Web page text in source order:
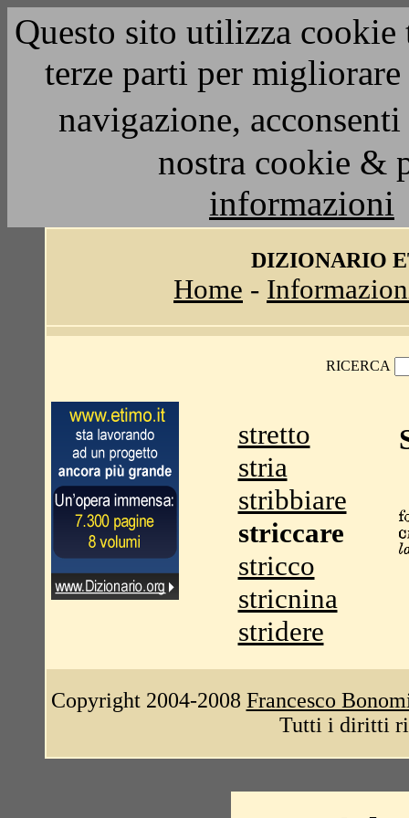
Questo sito utilizza
terze parti per
navigazione,
nostra cookie &
informazioni
DIZIONARIO
Home -
RICERCA
stretto
stria
stribbiare
striccare
stricco
stricnina
stridere
Copyright 2004-2008 Francesco
Tutti i diritti